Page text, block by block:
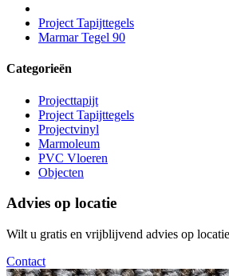
Project Tapijttegels
Marmar Tegel 90
Categorieën
Projecttapijt
Project Tapijttegels
Projectvinyl
Marmoleum
PVC Vloeren
Objecten
Advies op locatie
Wilt u gratis en vrijblijvend advies op
Contact